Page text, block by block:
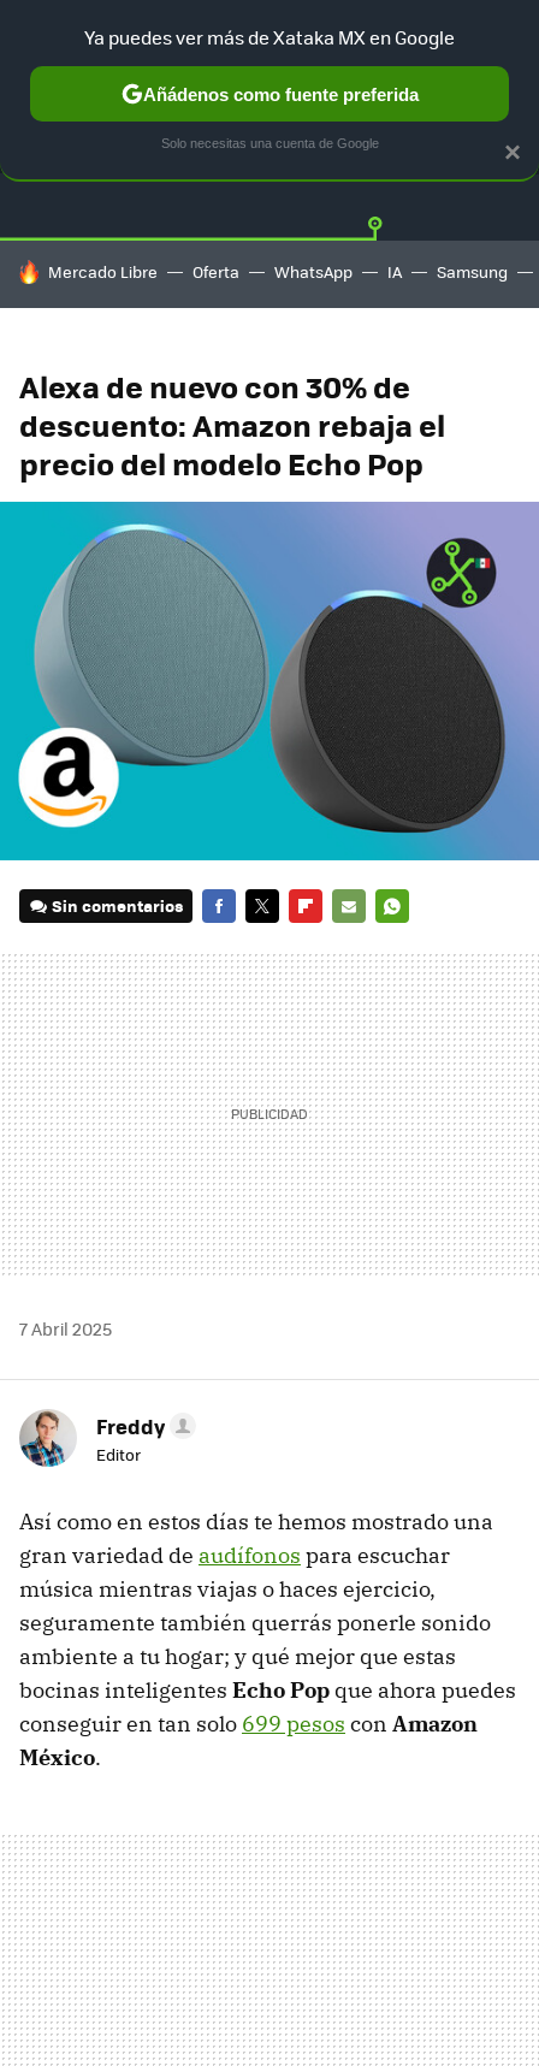
GUÍA DE COMPRAS MERCADO LIBRE
HOY SE HABLA DE
Mercado Libre Oferta WhatsApp IA Samsung
Alexa de nuevo con 30% de
descuento: Amazon rebaja el
precio del modelo Echo Pop
Sin comentarios
MAIL
7 Abril 2025
Freddy
Editor
Así como en estos días te hemos mostrado una
gran variedad de audífonos para escuchar
música mientras viajas o haces ejercicio,
seguramente también querrás ponerle sonido
ambiente a tu hogar; y qué mejor que estas
bocinas inteligentes Echo Pop que ahora puedes
conseguir en tan solo 699 pesos con Amazon
México.
×
Ya puedes ver más de Xataka MX en Google
Añádenos como fuente preferida
Solo necesitas una cuenta de Google